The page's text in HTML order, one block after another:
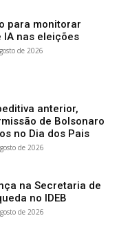
para monitorar
nas eleições
de 2026
anterior,
de Bolsonaro
no Dia dos Pais
de 2026
na Secretaria de
no IDEB
de 2026